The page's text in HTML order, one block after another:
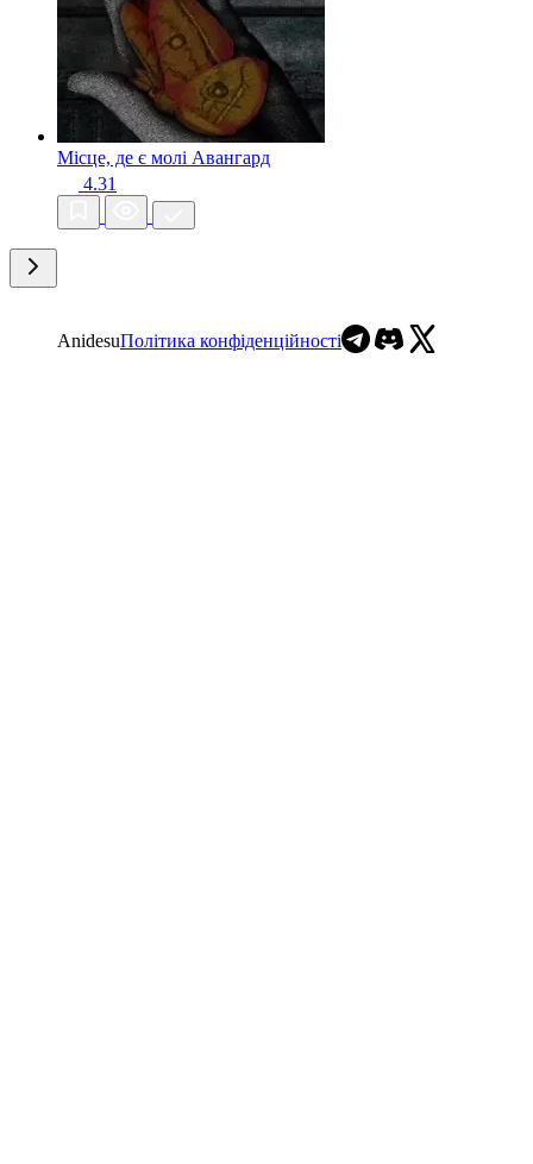
Місце, де є молі Авангард
4.31
AnidesuПолітика конфіденційності